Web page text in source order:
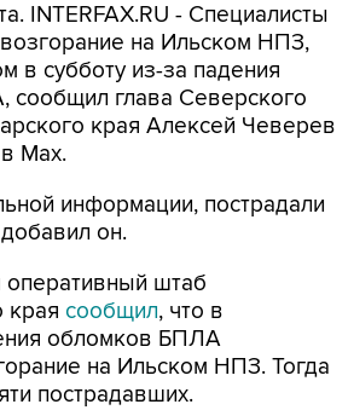
INTERFAX.RU - Специалисты
на Ильском НПЗ,
в субботу из-за падения
глава Северского
края Алексей Чеверев
Max.
информации, пострадали
он.
оперативный штаб
края сообщил, что в
обломков БПЛА
на Ильском НПЗ. Тогда
пострадавших.